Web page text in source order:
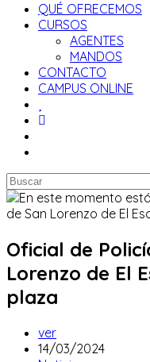
QUÉ OFRECEMOS
CURSOS
AGENTES
MANDOS
CONTACTO
CAMPUS ONLINE
Oficial de
Lorenzo de El
plaza
Autor
de
ver
Publicación
14/03/2024